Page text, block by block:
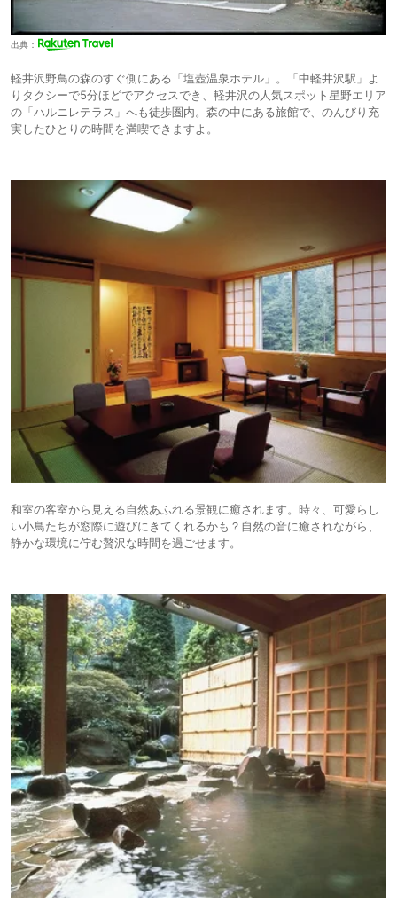
出典：
軽井沢野鳥の森のすぐ側にある「塩壺温泉ホテル」。「中軽井沢駅」よ
りタクシーで5分ほどでアクセスでき、軽井沢の人気スポット星野エリア
の「ハルニレテラス」へも徒歩圏内。森の中にある旅館で、のんびり充
実したひとりの時間を満喫できますよ。
和室の客室から見える自然あふれる景観に癒されます。時々、可愛らし
い小鳥たちが窓際に遊びにきてくれるかも？自然の音に癒されながら、
静かな環境に佇む贅沢な時間を過ごせます。